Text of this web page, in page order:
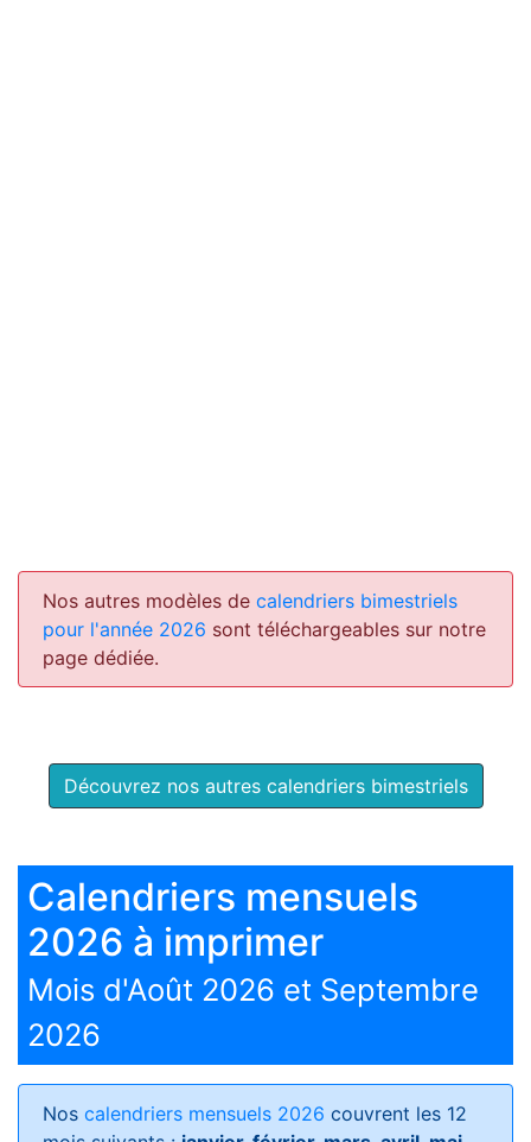
Nos autres modèles de calendriers bimestriels
pour l'année 2026 sont téléchargeables sur notre
page dédiée.
Découvrez nos autres calendriers bimestriels
Calendriers mensuels
2026 à imprimer
Mois d'Août 2026 et Septembre
2026
Nos calendriers mensuels 2026 couvrent les 12